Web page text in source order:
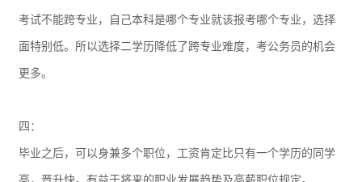
考试不能跨专业，自己本科是哪个专业就该报考哪个专业，选择
面特别低。所以选择二学历降低了跨专业难度，考公务员的机会
更多。
四：
毕业之后，可以身兼多个职位，工资肯定比只有一个学历的同学